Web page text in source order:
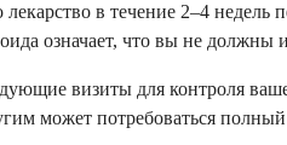
в течение 2–4 недель
означает, что вы не
визиты для контроля
может потребоваться